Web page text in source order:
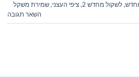
,לשקול מחדש 2 ,ציפי העצני,שמירת משקל
השאר תגובה